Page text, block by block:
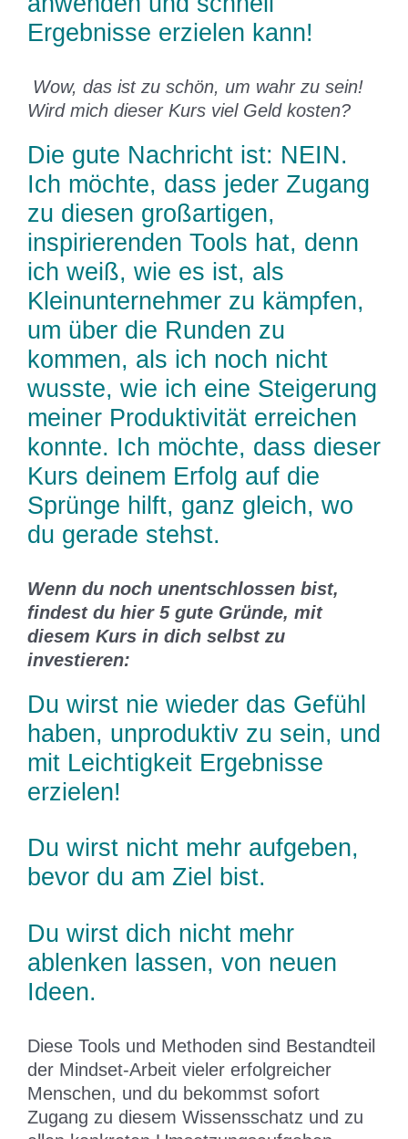
Ergebnisse erzielen kann!
Wow, das ist zu schön, um wahr zu sein!
Wird mich dieser Kurs viel Geld kosten?
Die gute Nachricht ist: NEIN.
Ich möchte, dass jeder Zugang
zu diesen großartigen,
inspirierenden Tools hat, denn
ich weiß, wie es ist, als
Kleinunternehmer zu kämpfen,
um über die Runden zu
kommen, als ich noch nicht
wusste, wie ich eine Steigerung
meiner Produktivität erreichen
konnte. Ich möchte, dass dieser
Kurs deinem Erfolg auf die
Sprünge hilft, ganz gleich, wo
du gerade stehst.
Wenn du noch unentschlossen bist,
findest du hier 5 gute Gründe, mit
diesem Kurs in dich selbst zu
investieren:
Du wirst nie wieder das Gefühl
haben, unproduktiv zu sein, und
mit Leichtigkeit Ergebnisse
erzielen!
Du wirst nicht mehr aufgeben,
bevor du am Ziel bist.
Du wirst dich nicht mehr
ablenken lassen, von neuen
Ideen.
Diese Tools und Methoden sind Bestandteil
der Mindset-Arbeit vieler erfolgreicher
Menschen, und du bekommst sofort
Zugang zu diesem Wissensschatz und zu